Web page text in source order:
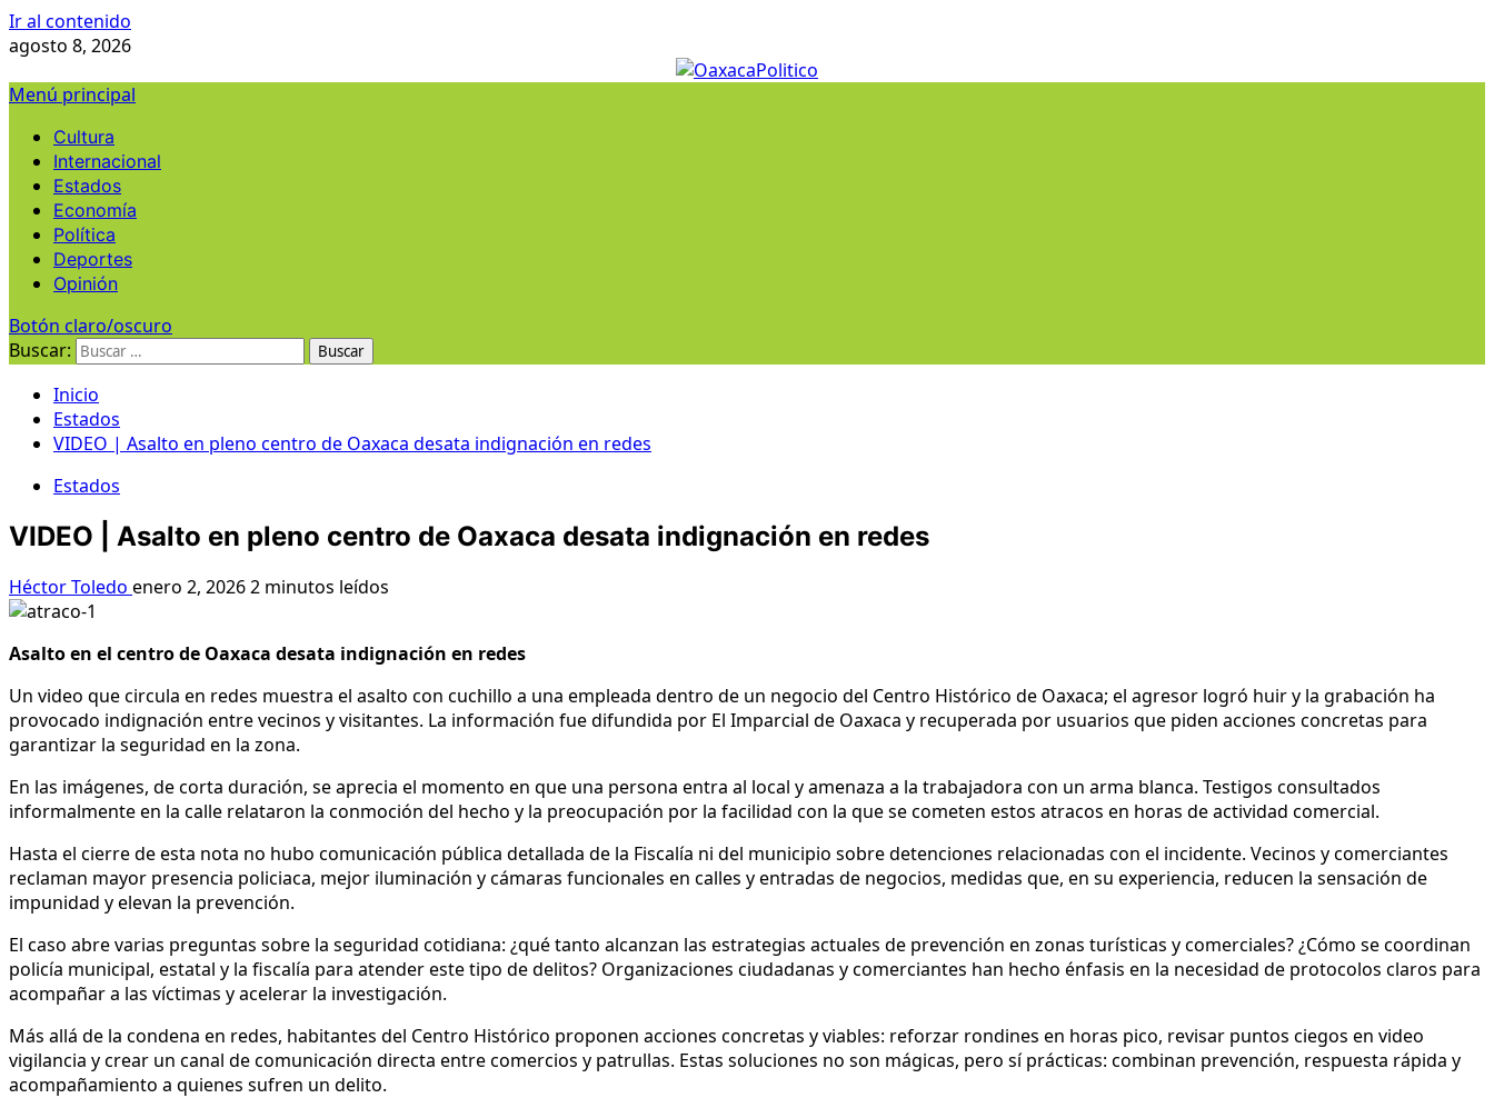
Ir al contenido
agosto 8, 2026
Menú principal
Cultura
Internacional
Estados
Economía
Política
Deportes
Opinión
Botón claro/oscuro
Buscar:
Inicio
Estados
VIDEO | Asalto en pleno centro de Oaxaca desata indignación en redes
Estados
VIDEO | Asalto en pleno centro de Oaxaca desata indignación en redes
Héctor Toledo enero 2, 20262 minutos leídos
Asalto en el centro de Oaxaca desata indignación en redes
Un video que circula en redes muestra el asalto con cuchillo a una empleada dentro de un negocio del Centro Histórico de Oaxaca; el agresor logró huir y la grabación ha
provocado indignación entre vecinos y visitantes. La información fue difundida por El Imparcial de Oaxaca y recuperada por usuarios que piden acciones concretas para
garantizar la seguridad en la zona.
En las imágenes, de corta duración, se aprecia el momento en que una persona entra al local y amenaza a la trabajadora con un arma blanca. Testigos consultados
informalmente en la calle relataron la conmoción del hecho y la preocupación por la facilidad con la que se cometen estos atracos en horas de actividad comercial.
Hasta el cierre de esta nota no hubo comunicación pública detallada de la Fiscalía ni del municipio sobre detenciones relacionadas con el incidente. Vecinos y comerciantes
reclaman mayor presencia policiaca, mejor iluminación y cámaras funcionales en calles y entradas de negocios, medidas que, en su experiencia, reducen la sensación de
impunidad y elevan la prevención.
El caso abre varias preguntas sobre la seguridad cotidiana: ¿qué tanto alcanzan las estrategias actuales de prevención en zonas turísticas y comerciales? ¿Cómo se coordinan
policía municipal, estatal y la fiscalía para atender este tipo de delitos? Organizaciones ciudadanas y comerciantes han hecho énfasis en la necesidad de protocolos claros para
acompañar a las víctimas y acelerar la investigación.
Más allá de la condena en redes, habitantes del Centro Histórico proponen acciones concretas y viables: reforzar rondines en horas pico, revisar puntos ciegos en video
vigilancia y crear un canal de comunicación directa entre comercios y patrullas. Estas soluciones no son mágicas, pero sí prácticas: combinan prevención, respuesta rápida y
acompañamiento a quienes sufren un delito.